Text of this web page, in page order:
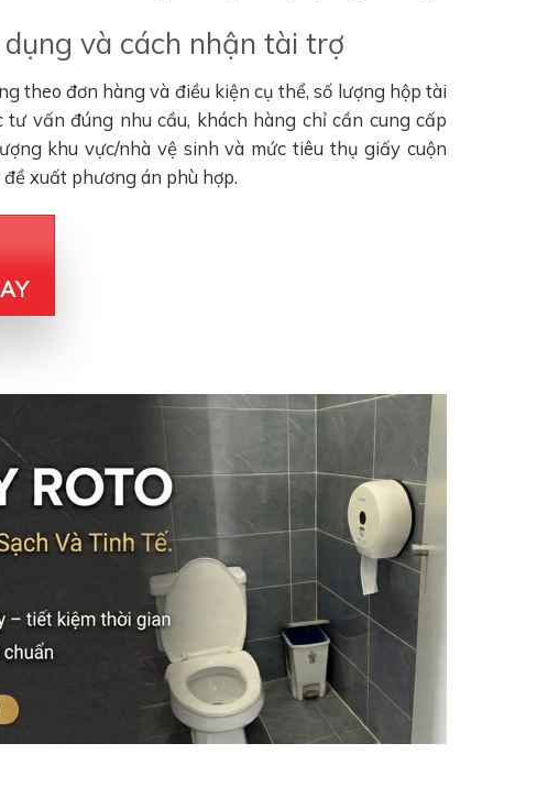
và cách nhận tài trợ
theo đơn hàng và điều kiện cụ thể, số lượng hộp tài
vấn đúng nhu cầu, khách hàng chỉ cần cung cấp
khu vực/nhà vệ sinh và mức tiêu thụ giấy cuộn
xuất phương án phù hợp.